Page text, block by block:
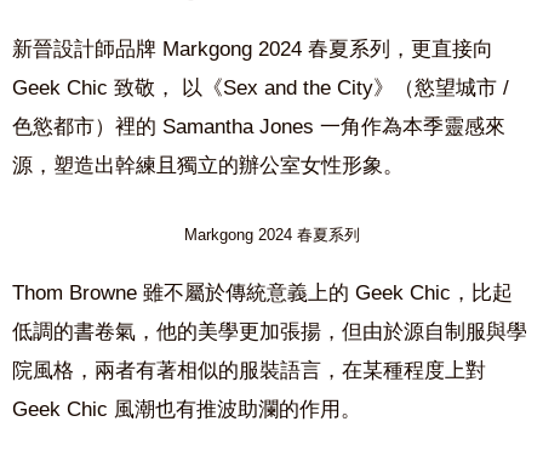
新晉設計師品牌 Markgong 2024 春夏系列，更直接向
Geek Chic 致敬， 以《Sex and the City》（慾望城市 /
色慾都市）裡的 Samantha Jones 一角作為本季靈感來
源，塑造出幹練且獨立的辦公室女性形象。
Markgong 2024 春夏系列
Thom Browne 雖不屬於傳統意義上的 Geek Chic，比起
低調的書卷氣，他的美學更加張揚，但由於源自制服與學
院風格，兩者有著相似的服裝語言，在某種程度上對
Geek Chic 風潮也有推波助瀾的作用。